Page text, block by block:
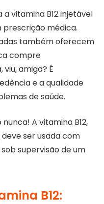
vitamina B12 injetável
médica.
também oferecem
compre
amiga? É
e a qualidade
de saúde.
A vitamina B12,
ser usada com
supervisão de um
B12: